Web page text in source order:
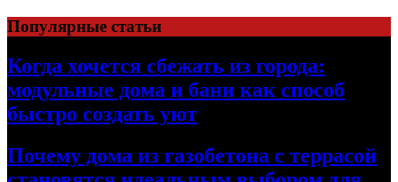
Перейти
к
содержимому
Популярные статьи
Когда хочется сбежать из города:
модульные дома и бани как способ
быстро создать уют
Почему дома из газобетона с террасой